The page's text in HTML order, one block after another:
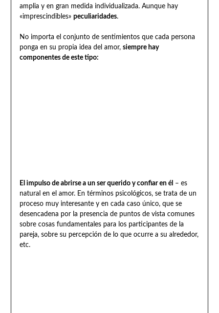
amplia y en gran medida individualizada. Aunque hay
«imprescindibles» peculiaridades.
No importa el conjunto de sentimientos que cada persona
ponga en su propia idea del amor, siempre hay
componentes de este tipo:
El impulso de abrirse a un ser querido y confiar en él – es
natural en el amor. En términos psicológicos, se trata de un
proceso muy interesante y en cada caso único, que se
desencadena por la presencia de puntos de vista comunes
sobre cosas fundamentales para los participantes de la
pareja, sobre su percepción de lo que ocurre a su alrededor,
etc.